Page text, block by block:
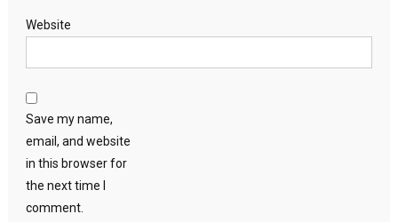
Website
Save my name,
email, and website
in this browser for
the next time I
comment.